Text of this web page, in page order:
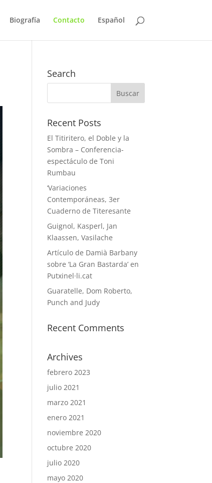
Biografía Contacto Español
Search
Recent Posts
El Titiritero, el Doble y la
Sombra – Conferencia-
espectáculo de Toni
Rumbau
‘Variaciones
Contemporáneas, 3er
Cuaderno de Titeresante
Guignol, Kasperl, Jan
Klaassen, Vasilache
Artículo de Damià Barbany
sobre ‘La Gran Bastarda’ en
Putxinel·li.cat
Guaratelle, Dom Roberto,
Punch and Judy
Recent Comments
Archives
febrero 2023
julio 2021
marzo 2021
enero 2021
noviembre 2020
octubre 2020
julio 2020
mayo 2020